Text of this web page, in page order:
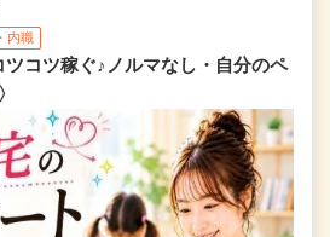
内職
コツ稼ぐ♪ノルマなし・自分のペ